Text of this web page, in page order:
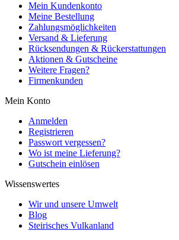
Mein Kundenkonto
Meine Bestellung
Zahlungsmöglichkeiten
Versand & Lieferung
Rücksendungen & Rückerstattungen
Aktionen & Gutscheine
Weitere Fragen?
Firmenkunden
Mein Konto
Anmelden
Registrieren
Passwort vergessen?
Wo ist meine Lieferung?
Gutschein einlösen
Wissenswertes
Wir und unsere Umwelt
Blog
Steirisches Vulkanland